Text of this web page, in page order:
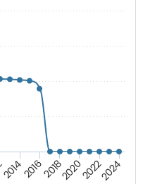
201420162018202020222024